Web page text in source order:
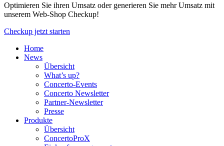
Optimieren Sie ihren Umsatz oder generieren Sie mehr Umsatz mit
unserem Web-Shop Checkup!
Checkup jetzt starten
Home
News
Übersicht
What’s up?
Concerto-Events
Concerto Newsletter
Partner-Newsletter
Presse
Produkte
Übersicht
ConcertoProX